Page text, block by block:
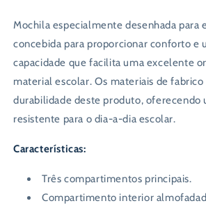
Mochila especialmente desenhada para
concebida para proporcionar conforto e
capacidade que facilita uma excelente
material escolar. Os materiais de fabrico
durabilidade deste produto, oferecendo
resistente para o dia-a-dia escolar.
Características:
Três compartimentos principais.
Compartimento interior